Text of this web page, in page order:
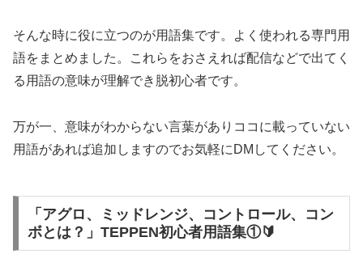
そんな時に役に立つのが用語集です。よく使われる専門用
語をまとめました。これらをおさえれば配信などで出てく
る用語の意味が理解でき脱初心者です。
万が一、意味がわからない言葉がありココに載っていない
用語があれば追加しますのでお気軽にDMしてください。
「アグロ、ミッドレンジ、コントロール、コン
ボとは？」TEPPEN初心者用語集①🔰